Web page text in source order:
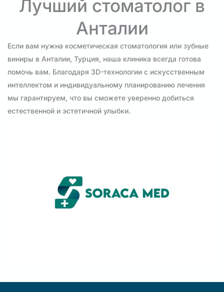
Лучший стоматолог в
Анталии
Если вам нужна косметическая стоматология или зубные
виниры в Анталии, Турция, наша клиника всегда готова
помочь вам. Благодаря 3D-технологии с искусственным
интеллектом и индивидуальному планированию лечения
мы гарантируем, что вы сможете уверенно добиться
естественной и эстетичной улыбки.